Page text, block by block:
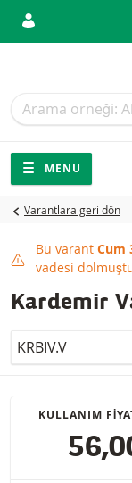
Arama
Arama
Gezinti
Sitede
MENU
Varantlara geri dön
This
Bu varant Cum
vadesi
Kardemir
LocalCode
KULLANIM